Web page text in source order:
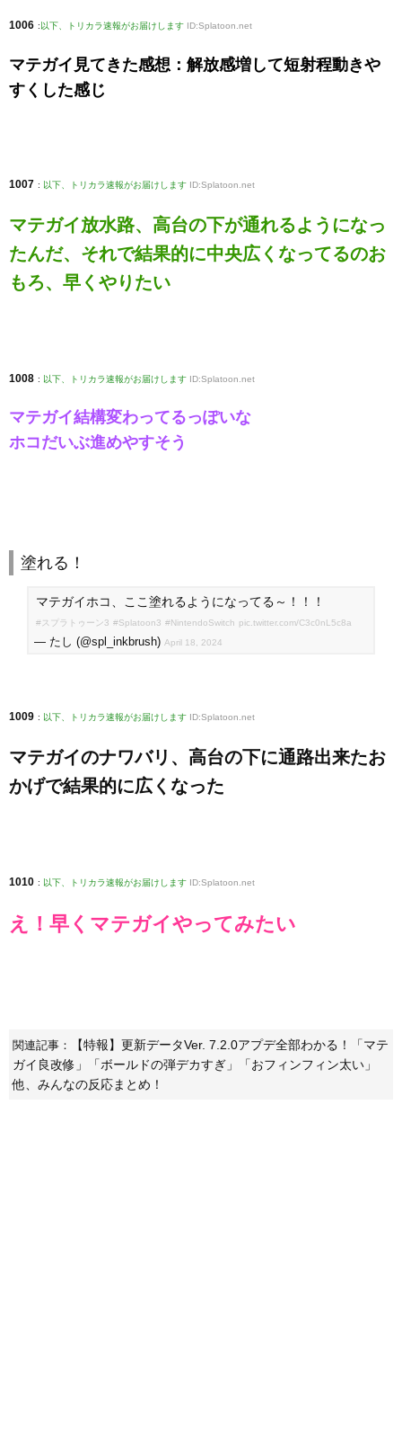
1006 :以下、トリカラ速報がお届けします ID:Splatoon.net
マテガイ見てきた感想：解放感増して短射程動きや
すくした感じ
1007 : 以下、トリカラ速報がお届けします ID:Splatoon.net
マテガイ放水路、高台の下が通れるようになっ
たんだ、それで結果的に中央広くなってるのお
もろ、早くやりたい
1008 : 以下、トリカラ速報がお届けします ID:Splatoon.net
マテガイ結構変わってるっぽいな
ホコだいぶ進めやすそう
塗れる！
マテガイホコ、ここ塗れるようになってる～！！！
#スプラトゥーン3 #Splatoon3 #NintendoSwitch pic.twitter.com/C3c0nL5c8a
— たし (@spl_inkbrush) April 18, 2024
1009 : 以下、トリカラ速報がお届けします ID:Splatoon.net
マテガイのナワバリ、高台の下に通路出来たお
かげで結果的に広くなった
1010 : 以下、トリカラ速報がお届けします ID:Splatoon.net
え！早くマテガイやってみたい
関連記事：
【特報】更新データVer. 7.2.0アプデ全部わかる！「マテ
ガイ良改修」「ボールドの弾デカすぎ」「おフィンフィン太い」
他、みんなの反応まとめ！